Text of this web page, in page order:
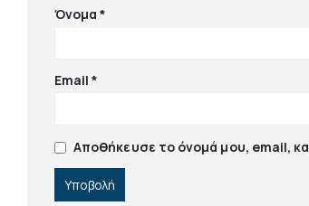
Όνομα*
Email*
Αποθήκευσε το όνομά μου, email,